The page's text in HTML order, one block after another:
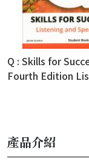
Q : Skills for
Fourth Edition
產品介紹